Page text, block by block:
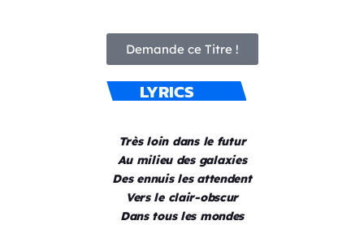
Demande ce Titre !
LYRICS
Très loin dans le futur
Au milieu des galaxies
Des ennuis les attendent
Vers le clair-obscur
Dans tous les mondes